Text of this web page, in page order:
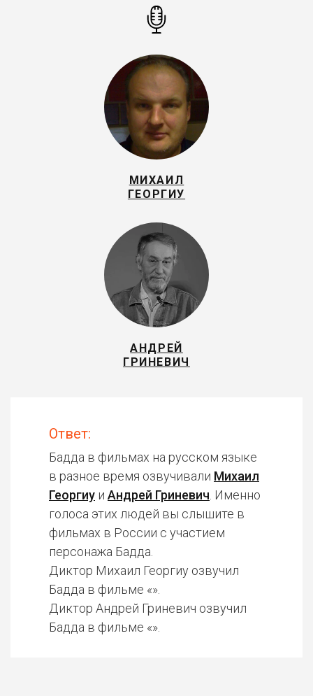
МИХАИЛ
ГЕОРГИУ
АНДРЕЙ
ГРИНЕВИЧ
Ответ:
Бадда в фильмах на русском языке
в разное время озвучивали Михаил
Георгиу и Андрей Гриневич . Именно
голоса этих людей вы слышите в
фильмах в России с участием
персонажа Бадда.
Диктор Михаил Георгиу озвучил
Бадда в фильме «».
Диктор Андрей Гриневич озвучил
Бадда в фильме «».